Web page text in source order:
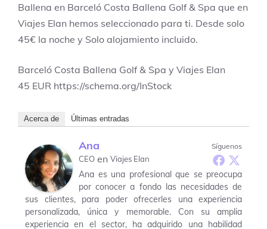
Ballena en Barceló Costa Ballena Golf & Spa que en
Viajes Elan hemos seleccionado para ti. Desde solo
45€ la noche y Solo alojamiento incluido.
Barceló Costa Ballena Golf & Spa y Viajes Elan
45 EUR https://schema.org/InStock
Acerca de Últimas entradas
Síguenos
Ana
CEO en Viajes Elan
Ana es una profesional que se preocupa
por conocer a fondo las necesidades de
sus clientes, para poder ofrecerles una experiencia
personalizada, única y memorable. Con su amplia
experiencia en el sector, ha adquirido una habilidad